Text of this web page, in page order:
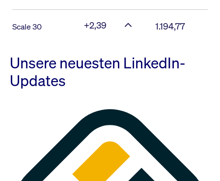
Scale 30 +2,39 1.194,77
Unsere neuesten LinkedIn-
Updates